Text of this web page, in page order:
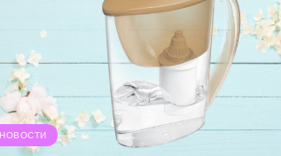
НОВОСТИ